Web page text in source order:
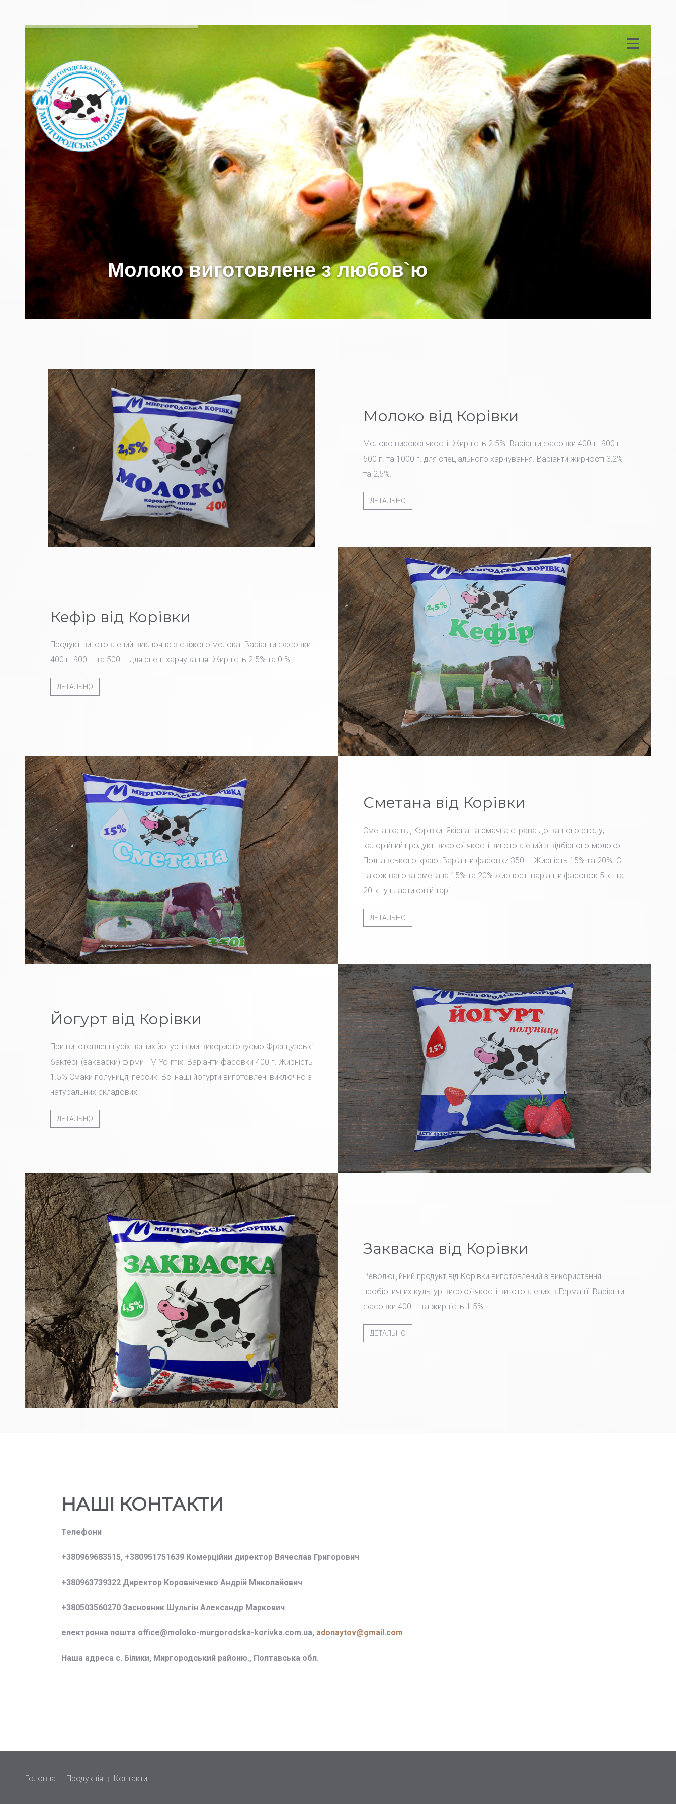
Молоко виготовлене з любов`ю
Молоко від Корівки
Молоко високої якості. Жирність 2.5%. Варіанти фасовки 400 г. 900 г.
500 г. та 1000 г. для спеціального харчування. Варіанти жирності 3,2%
та 2,5%.
ДЕТАЛЬНО
Кефір від Корівки
Продукт виготовлений виключно з свіжого молока. Варіанти фасовки
400 г. 900 г. та 500 г. для спец. харчування. Жирність 2.5% та 0 %.
ДЕТАЛЬНО
Сметана від Корівки
Сметанка від Корівки. Якісна та смачна страва до вашого столу,
калорійний продукт високої якості виготовлений з відбірного молоко
Полтавського краю. Варіанти фасовки 350 г. Жирність 15% та 20%. Є
також вагова сметана 15% та 20% жирності варіанти фасовок 5 кг та
20 кг у пластиковій тарі.
ДЕТАЛЬНО
Йогурт від Корівки
При виготовленні усіх наших йогуртів ми використовуємо Французські
бактерії (закваски) фірми TM Yo-mix. Варіанти фасовки 400 г. Жирність
1.5% Смаки полуниця, персик. Всі наші йогурти виготовлені виключно з
натуральних складових.
ДЕТАЛЬНО
Закваска від Корівки
Революційний продукт від Корівки виготовлений з використання
пробіотичних культур високої якості виготовлених в Германії. Варіанти
фасовки 400 г. та жирність 1.5%
ДЕТАЛЬНО
НАШІ КОНТАКТИ
Телефони
+380969683515, +380951751639 Комерційни директор Вячеслав Григорович
+380963739322 Директор Коровніченко Андрій Миколайович
+380503560270 Засновник Шульгін Александр Маркович
електронна пошта office@moloko-murgorodska-korivka.com.ua, adonaytov@gmail.com
Наша адреса с. Білики, Миргородський районю., Полтавська обл.
Головна Продукція Контакти